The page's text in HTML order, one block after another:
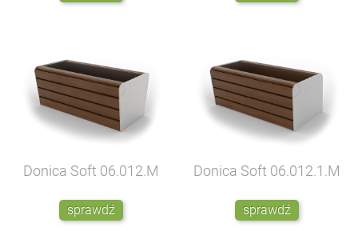
Donica Soft 06.012.M
sprawdź
Donica Soft 06.012.1.M
sprawdź